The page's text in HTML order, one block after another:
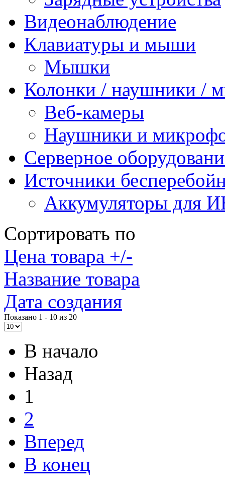
Видеонаблюдение
Клавиатуры и мыши
Мышки
Колонки / наушники /
Веб-камеры
Наушники и
Серверное
Источники
Аккумуляторы для
Сортировать по
Цена товара +/-
Название товара
Дата создания
Показано 1 - 10 из 20
В начало
Назад
1
2
Вперед
В конец